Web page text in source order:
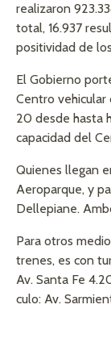
realizaron
total, 16.937
positividad de
El Gobierno
Centro vehicular
20 desde hasta
capacidad del
Quienes llegan
Aeroparque, y
Dellepiane.
Para otros
trenes, es con
Av. Santa Fe
culo: Av.